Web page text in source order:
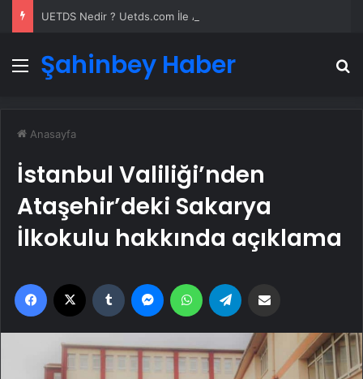
Menü
Şahinbey Haber
Anasayfa
İstanbul Valiliği’nden
Ataşehir’deki Sakarya
İlkokulu hakkında açıklama
Facebook Tumblr MessengerWhatsApp